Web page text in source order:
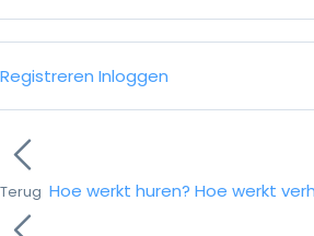
Registreren Inloggen
Terug Hoe werkt huren? Hoe werkt